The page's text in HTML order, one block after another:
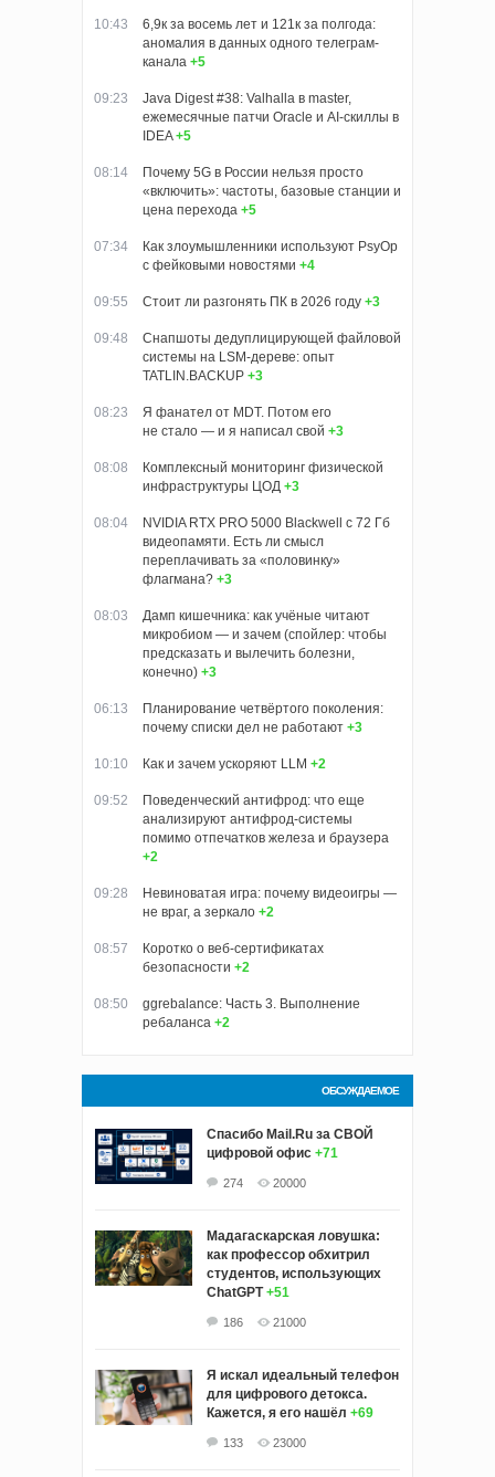
10:43
6,9к за восемь лет и 121к за полгода:
аномалия в данных одного телеграм-
канала +5
09:23
Java Digest #38: Valhalla в master,
ежемесячные патчи Oracle и AI-скиллы в
IDEA +5
08:14
Почему 5G в России нельзя просто
«включить»: частоты, базовые станции и
цена перехода +5
07:34
Как злоумышленники используют PsyOp
с фейковыми новостями +4
09:55 Стоит ли разгонять ПК в 2026 году +3
09:48
Снапшоты дедуплицирующей файловой
системы на LSM-дереве: опыт
TATLIN.BACKUP +3
08:23
Я фанател от MDT. Потом его
не стало — и я написал свой +3
08:08
Комплексный мониторинг физической
инфраструктуры ЦОД +3
08:04
NVIDIA RTX PRO 5000 Blackwell с 72 Гб
видеопамяти. Есть ли смысл
переплачивать за «половинку»
флагмана? +3
08:03
Дамп кишечника: как учёные читают
микробиом — и зачем (спойлер: чтобы
предсказать и вылечить болезни,
конечно) +3
06:13
Планирование четвёртого поколения:
почему списки дел не работают +3
10:10 Как и зачем ускоряют LLM +2
09:52
Поведенческий антифрод: что еще
анализируют антифрод-системы
помимо отпечатков железа и браузера
+2
09:28
Невиноватая игра: почему видеоигры —
не враг, а зеркало +2
08:57
Коротко о веб-сертификатах
безопасности +2
08:50
ggrebalance: Часть 3. Выполнение
ребаланса +2
ОБСУЖДАЕМОЕ
Спасибо Mail.Ru за СВОЙ
цифровой офис +71
274 20000
Мадагаскарская ловушка:
как профессор обхитрил
студентов, использующих
ChatGPT +51
186 21000
Я искал идеальный телефон
для цифрового детокса.
Кажется, я его нашёл +69
133 23000